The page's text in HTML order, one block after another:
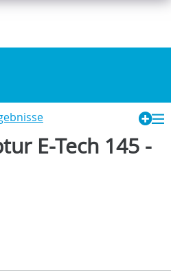
E-Tech 145 -